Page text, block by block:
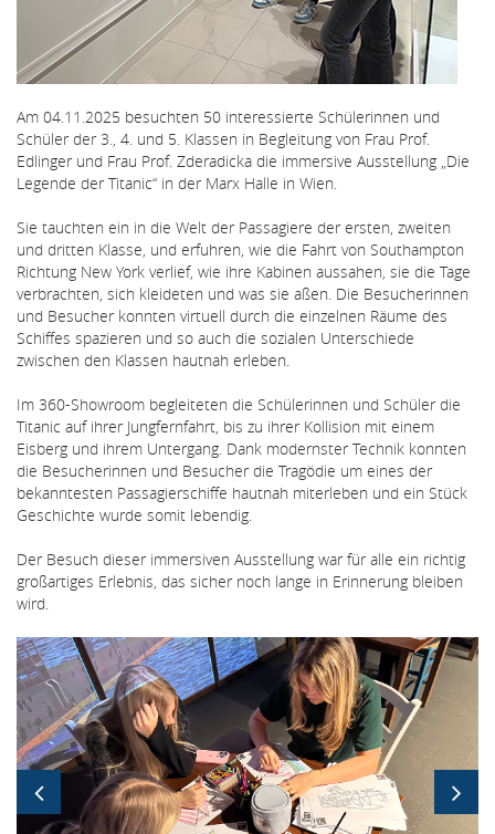
Am 04.11.2025 besuchten 50 interessierte Schülerinnen und
Schüler der 3., 4. und 5. Klassen in Begleitung von Frau Prof.
Edlinger und Frau Prof. Zderadicka die immersive Ausstellung „Die
Legende der Titanic“ in der Marx Halle in Wien.
Sie tauchten ein in die Welt der Passagiere der ersten, zweiten
und dritten Klasse, und erfuhren, wie die Fahrt von Southampton
Richtung New York verlief, wie ihre Kabinen aussahen, sie die Tage
verbrachten, sich kleideten und was sie aßen. Die Besucherinnen
und Besucher konnten virtuell durch die einzelnen Räume des
Schiffes spazieren und so auch die sozialen Unterschiede
zwischen den Klassen hautnah erleben.
Im 360-Showroom begleiteten die Schülerinnen und Schüler die
Titanic auf ihrer Jungfernfahrt, bis zu ihrer Kollision mit einem
Eisberg und ihrem Untergang. Dank modernster Technik konnten
die Besucherinnen und Besucher die Tragödie um eines der
bekanntesten Passagierschiffe hautnah miterleben und ein Stück
Geschichte wurde somit lebendig.
Der Besuch dieser immersiven Ausstellung war für alle ein richtig
großartiges Erlebnis, das sicher noch lange in Erinnerung bleiben
wird.
Bildergallerie